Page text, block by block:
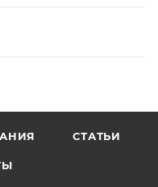
СТАТЬИ